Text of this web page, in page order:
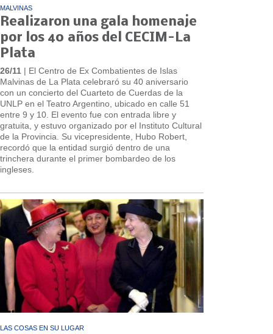
MALVINAS
Realizaron una gala homenaje
por los 40 años del CECIM-La
Plata
26/11 | El Centro de Ex Combatientes de Islas
Malvinas de La Plata celebraró su 40 aniversario
con un concierto del Cuarteto de Cuerdas de la
UNLP en el Teatro Argentino, ubicado en calle 51
entre 9 y 10. El evento fue con entrada libre y
gratuita, y estuvo organizado por el Instituto Cultural
de la Provincia. Su vicepresidente, Hubo Robert,
recordó que la entidad surgió dentro de una
trinchera durante el primer bombardeo de los
ingleses.
LAS COSAS EN SU LUGAR